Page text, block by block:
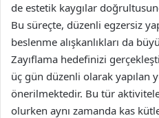
de estetik kaygılar
Bu süreçte, düzenli egzersiz
beslenme alışkanlıkları da
Zayıflama hedefinizi
üç gün düzenli olarak yapılan
önerilmektedir. Bu tür
olurken aynı zamanda kas